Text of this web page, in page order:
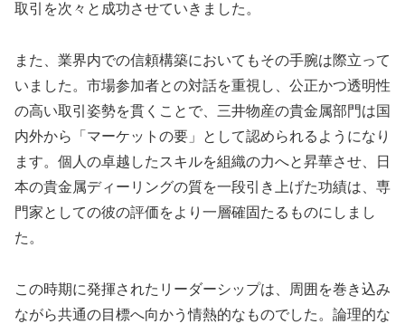
取引を次々と成功させていきました。
また、業界内での信頼構築においてもその手腕は際立って
いました。市場参加者との対話を重視し、公正かつ透明性
の高い取引姿勢を貫くことで、三井物産の貴金属部門は国
内外から「マーケットの要」として認められるようになり
ます。個人の卓越したスキルを組織の力へと昇華させ、日
本の貴金属ディーリングの質を一段引き上げた功績は、専
門家としての彼の評価をより一層確固たるものにしまし
た。
この時期に発揮されたリーダーシップは、周囲を巻き込み
ながら共通の目標へ向かう情熱的なものでした。論理的な